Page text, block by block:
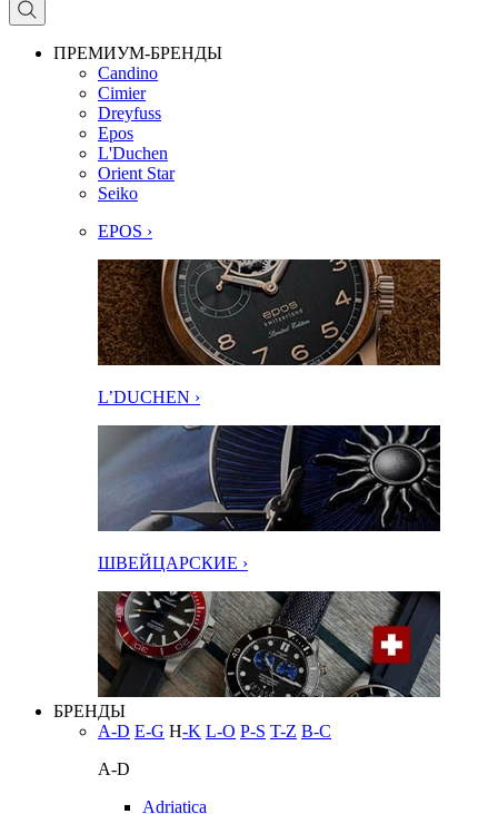
ПРЕМИУМ-БРЕНДЫ
Candino
Cimier
Dreyfuss
Epos
L'Duchen
Orient Star
Seiko
EPOS ›
L’DUCHEN ›
ШВЕЙЦАРСКИЕ ›
БРЕНДЫ
A-D E-G H-K L-O P-S T-Z В-С
A-D
Adriatica